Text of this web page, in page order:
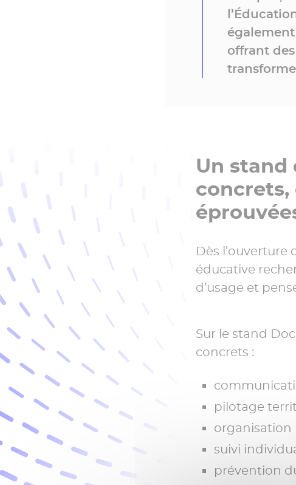
offrant
Un stand
Dès l’ouverture
éducative
d’usage et
Sur le stand
concrets :
pilotage
organisation
suivi
prévention